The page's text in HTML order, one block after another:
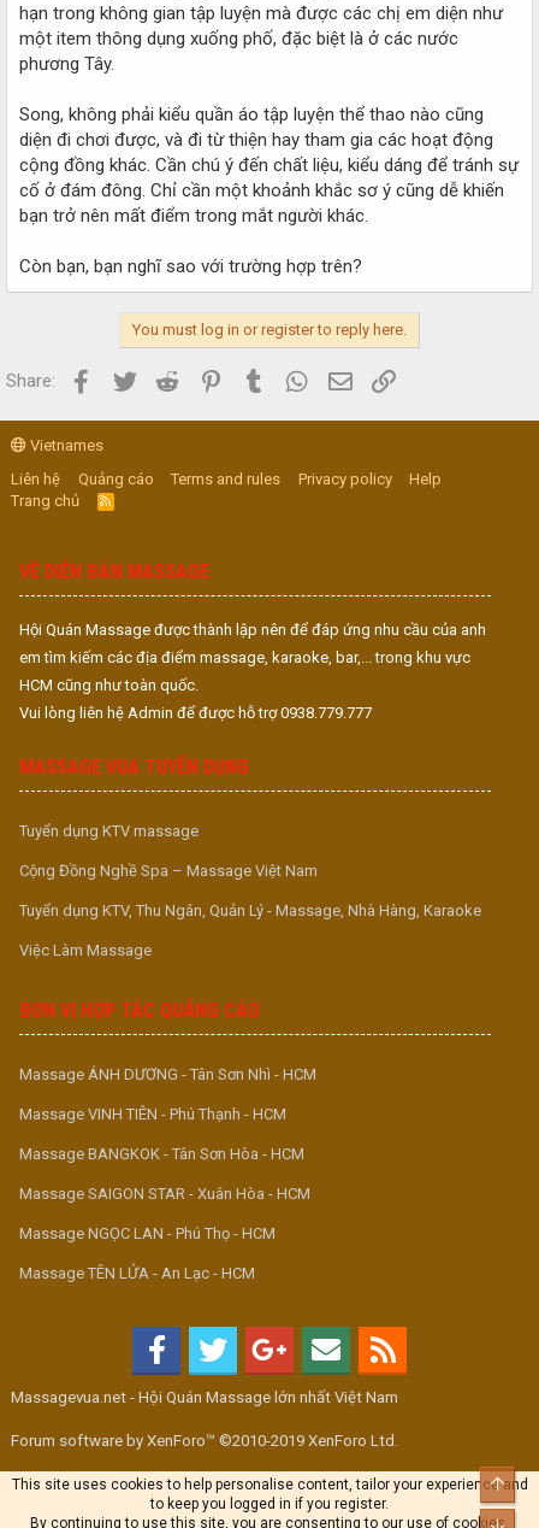
hạn trong không gian tập luyện mà được các chị em diện như
một item thông dụng xuống phố, đặc biệt là ở các nước
phương Tây.
Song, không phải kiểu quần áo tập luyện thể thao nào cũng
diện đi chơi được, và đi từ thiện hay tham gia các hoạt động
cộng đồng khác. Cần chú ý đến chất liệu, kiểu dáng để tránh sự
cố ở đám đông. Chỉ cần một khoảnh khắc sơ ý cũng dễ khiến
bạn trở nên mất điểm trong mắt người khác.
Còn bạn, bạn nghĩ sao với trường hợp trên?
You must log in or register to reply here.
Share: Facebook
Twitter Reddit PinterestTumblr WhatsApp
Email
Vietnames
Liên hệ
Quảng cáo Terms and rules Privacy policy
Help
Trang chủ
R
S
VỀ DIỄN ĐÀN MASSAGE
Hội Quán Massage được thành lập nên để đáp ứng nhu cầu của anh
em tìm kiếm các địa điểm massage, karaoke, bar,... trong khu vực
HCM cũng như toàn quốc.
Vui lòng liên hệ Admin để được hỗ trợ 0938.779.777
MASSAGE VUA TUYỂN DỤNG
Tuyển dụng KTV massage
Cộng Đồng Nghề Spa – Massage Việt Nam
Tuyển dụng KTV, Thu Ngân, Quản Lý - Massage, Nhà Hàng, Karaoke
Việc Làm Massage
ĐƠN VỊ HỢP TÁC QUẢNG CÁO
Massage ÁNH DƯƠNG - Tân Sơn Nhì - HCM
Massage VINH TIÊN - Phú Thạnh - HCM
Massage BANGKOK - Tân Sơn Hòa - HCM
Massage SAIGON STAR - Xuân Hòa - HCM
Massage NGỌC LAN - Phú Thọ - HCM
Massage TÊN LỬA - An Lạc - HCM
Massagevua.net - Hội Quán Massage lớn nhất Việt Nam
Forum software by XenForo™ ©2010-2019 XenForo Ltd.
This site uses cookies to help personalise content, tailor your experience and
to keep you logged in if you register.
By continuing to use this site, you are consenting to our use of cookies.
Top